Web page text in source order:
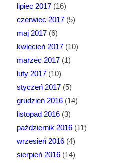
lipiec 2017(16)
czerwiec 2017(5)
maj 2017(6)
kwiecień 2017(10)
marzec 2017(1)
luty 2017(10)
styczeń 2017(5)
grudzień 2016(14)
listopad 2016(3)
październik 2016(11)
wrzesień 2016(4)
sierpień 2016(14)